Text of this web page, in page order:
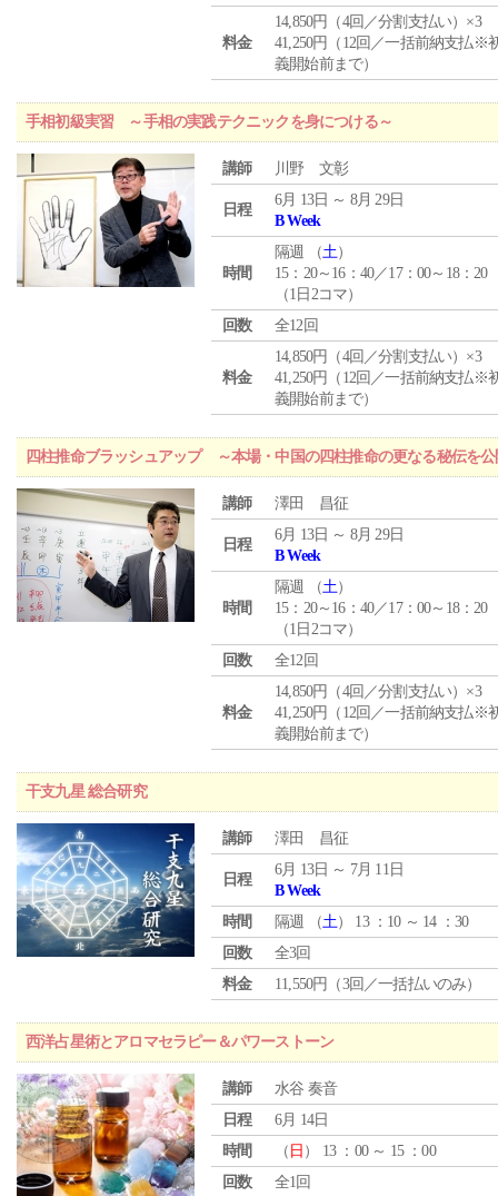
料金
14,850円（4回／分割支払い）×3
41,250円（12回／一括前納支払※
義開始前まで）
手相初級実習 ～手相の実践テクニックを身につける～
講師 川野 文彰
日程
6月 13日 ～ 8月 29日
B Week
時間
隔週 （土）
15：20～16：40／17：00～18：20
（1日2コマ）
回数
全12回
料金
14,850円（4回／分割支払い）×3
41,250円（12回／一括前納支払※
義開始前まで）
四柱推命ブラッシュアップ ～本場・中国の四柱推命の更なる秘伝を
講師 澤田 昌征
日程
6月 13日 ～ 8月 29日
B Week
時間
隔週 （土）
15：20～16：40／17：00～18：20
（1日2コマ）
回数
全12回
料金
14,850円（4回／分割支払い）×3
41,250円（12回／一括前納支払※
義開始前まで）
干支九星 総合研究
講師 澤田 昌征
日程
6月 13日 ～ 7月 11日
B Week
時間
隔週 （土） 13 ：10 ～ 14 ：30
回数
全3回
料金
11,550円（3回／一括払いのみ）
西洋占星術とアロマセラピー＆パワーストーン
講師
水谷 奏音
日程
6月 14日
時間
（ 日 ） 13 ：00 ～ 15 ：00
回数
全1回